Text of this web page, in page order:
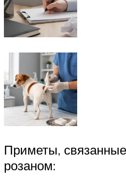
Приметы,
розаном: